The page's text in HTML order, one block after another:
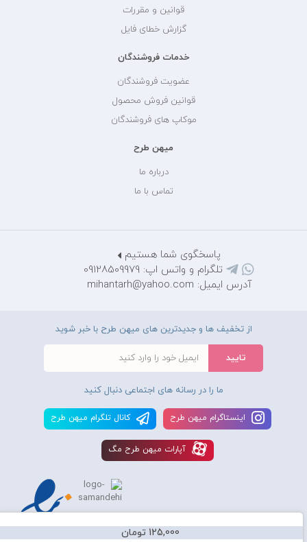
125,000 تومان
قوانین و مقررات
گزارش خطای فایل
خدمات فروشندگان
عضویت فروشندگان
قوانین فروش محصول
موکاپ های فروشندگان
میهن طرح
درباره ما
تماس با ما
پاسخگوی شما هستیم
تلگرام و واتس اپ: 09128509979
آدرس ایمیل: mihantarh@yahoo.com
از تخفیف ها و جدیدترین های میهن طرح با خبر شوید
ما را در رسانه های اجتماعی دنبال کنید
اينستاگرام ميهن طرح کانال تلگرام ميهن طرح
آپارات ميهن طرح مگ